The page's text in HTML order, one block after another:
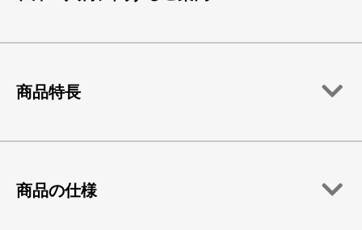
商品特長
商品の仕様